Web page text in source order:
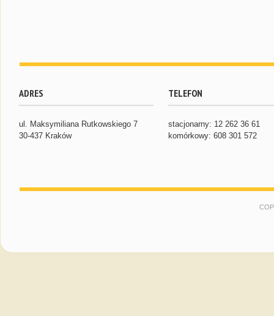
ADRES
ul. Maksymiliana Rutkowskiego 7
30-437 Kraków
TELEFON
stacjonarny: 12 262 36 61
komórkowy: 608 301 572